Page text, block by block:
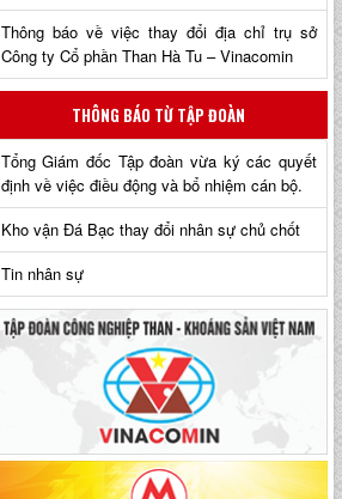
Thông báo về việc thay đổi địa chỉ trụ sở
Công ty Cổ phần Than Hà Tu – Vinacomin
THÔNG BÁO TỪ TẬP ĐOÀN
Tổng Giám đốc Tập đoàn vừa ký các quyết
định về việc điều động và bổ nhiệm cán bộ.
Kho vận Đá Bạc thay đổi nhân sự chủ chốt
Tin nhân sự